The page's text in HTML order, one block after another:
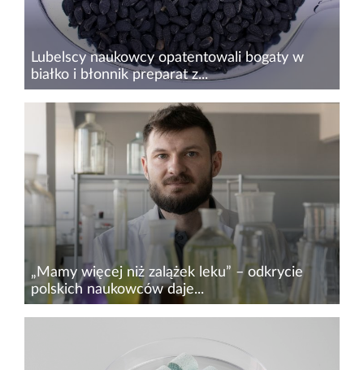
Lubelscy naukowcy opatentowali bogaty w
białko i błonnik preparat z...
Naukowcy z Politechniki Lubelskiej i
Uniwersytetu Przyrodniczego w Lublinie
opatentowali preparat z wytłoków z czarnuszki i
sposób jego wytwarzania. Uzyskany proszek
zachowuje wartości odżywcze i może...
„Mamy więcej niż zalążek leku” – odkrycie
polskich naukowców daje...
Polscy naukowcy są bliżej stworzenia nowej
Badacze z Politechniki Krakowskiej (PK),